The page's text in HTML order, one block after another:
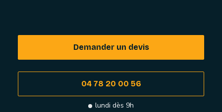
Demander un devis
04 78 20 00 56
lundi dès 9h